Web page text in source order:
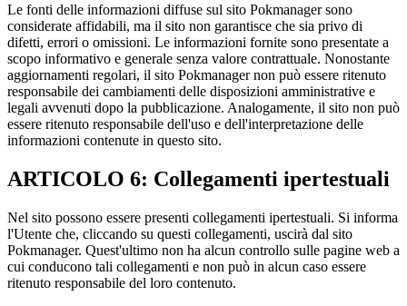
Le fonti delle informazioni diffuse sul sito Pokmanager sono
considerate affidabili, ma il sito non garantisce che sia privo di
difetti, errori o omissioni. Le informazioni fornite sono presentate a
scopo informativo e generale senza valore contrattuale. Nonostante
aggiornamenti regolari, il sito Pokmanager non può essere ritenuto
responsabile dei cambiamenti delle disposizioni amministrative e
legali avvenuti dopo la pubblicazione. Analogamente, il sito non può
essere ritenuto responsabile dell'uso e dell'interpretazione delle
informazioni contenute in questo sito.
ARTICOLO 6: Collegamenti ipertestuali
Nel sito possono essere presenti collegamenti ipertestuali. Si informa
l'Utente che, cliccando su questi collegamenti, uscirà dal sito
Pokmanager. Quest'ultimo non ha alcun controllo sulle pagine web a
cui conducono tali collegamenti e non può in alcun caso essere
ritenuto responsabile del loro contenuto.